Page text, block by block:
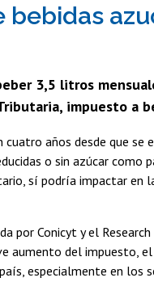
bebidas
3,5 litros
impuesto a
cuatro años desde que se
o sin azúcar como
sí podría impactar en
por Conicyt y el
aumento del impuesto,
especialmente en los